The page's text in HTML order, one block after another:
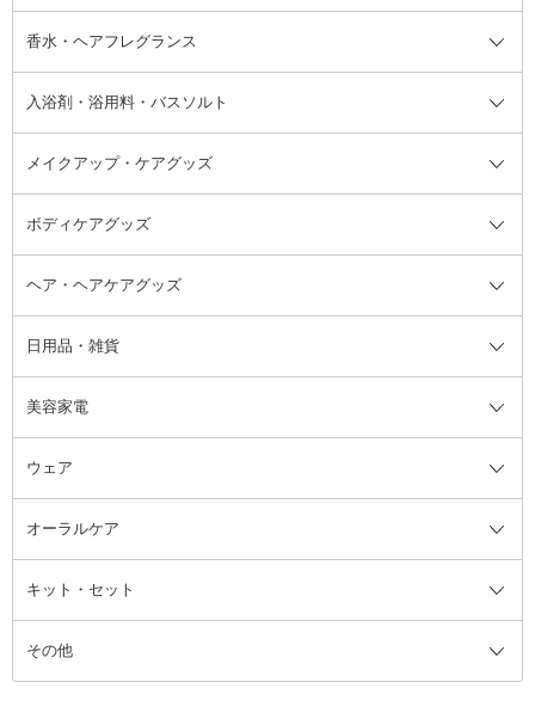
リップクリーム・リップケア
顔用マッサージ料
ハイライト・シェーディング
ネイルケア
脱毛・除毛ケア
頭皮ケア・育毛剤
その他シャンプー・ヘアケア・ヘ
アスタイリング
その他日焼け対策・UVケア
フット用デオドラント・制汗剤・
汗ケア
ネイル・ネイルグッズ全て
ジェルネイル
リムーバー・除光液
香水・ヘアフレグランス
香水・ヘアフレグランス全て
フレグランスミスト
その他香水・ヘアフレグランス
入浴剤・浴用料・バスソルト
入浴剤・浴用料・バスソルト全て
バスソルト
メイクアップ・ケアグッズ
メイクアップ・ケアグッズ全て
コットン・綿棒
洗顔グッズ
ブラシ・チップ
ツィザー・毛抜き
カミソリ
ファンデーション・パウダーケー
ス
ミラー・鏡
ボディケアグッズ
ボディケアグッズ全て
マッサージ・ボディケアグッズ
かかと・角質ケアグッズ
絆創膏
ヘア・ヘアケアグッズ
ヘア・ヘアケアグッズ全て
ヘアゴム
ヘアバンド
ヘッドマッサージブラシ
日用品・雑貨
日用品・雑貨全て
柔軟剤
ルームフレグランス・ディフュー
ザー
アロマキャンドル
消臭剤・芳香剤
美容家電
美容家電全て
ボディケア美容家電
その他美容家電
ウェア
ウェア全て
レッグウェア
オーラルケア
オーラルケア全て
歯ブラシ
キット・セット
キット・セット全て
その他